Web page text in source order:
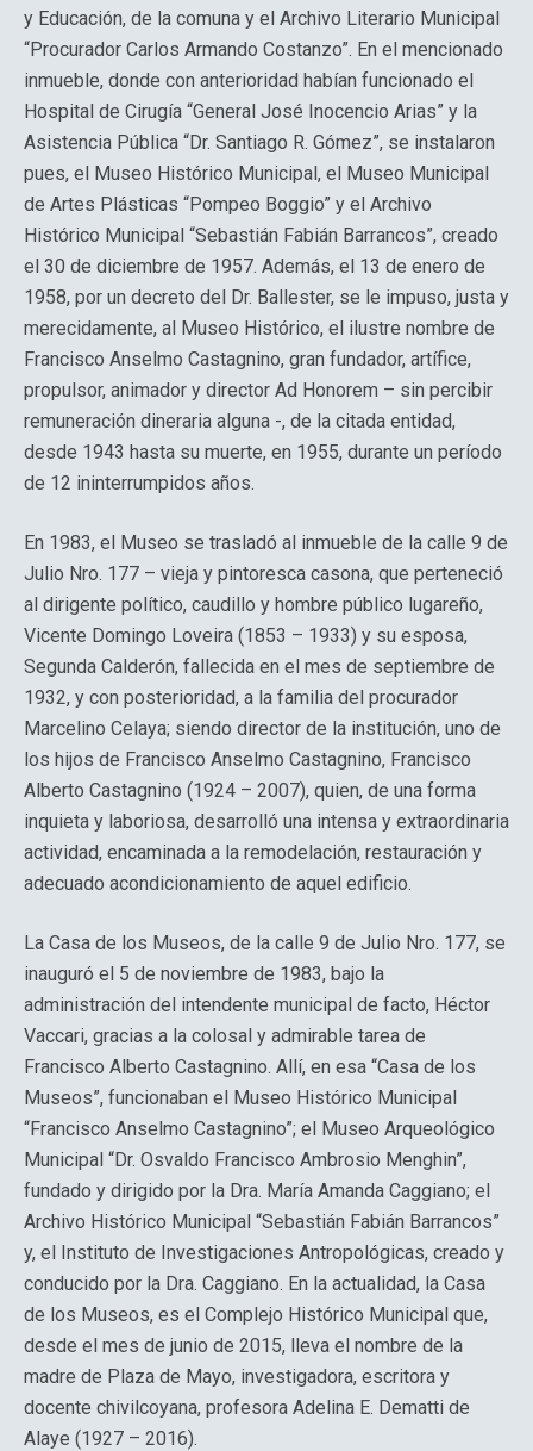
y Educación, de la comuna y el Archivo Literario Municipal
“Procurador Carlos Armando Costanzo”. En el mencionado
inmueble, donde con anterioridad habían funcionado el
Hospital de Cirugía “General José Inocencio Arias” y la
Asistencia Pública “Dr. Santiago R. Gómez”, se instalaron
pues, el Museo Histórico Municipal, el Museo Municipal
de Artes Plásticas “Pompeo Boggio” y el Archivo
Histórico Municipal “Sebastián Fabián Barrancos”, creado
el 30 de diciembre de 1957. Además, el 13 de enero de
1958, por un decreto del Dr. Ballester, se le impuso, justa y
merecidamente, al Museo Histórico, el ilustre nombre de
Francisco Anselmo Castagnino, gran fundador, artífice,
propulsor, animador y director Ad Honorem – sin percibir
remuneración dineraria alguna -, de la citada entidad,
desde 1943 hasta su muerte, en 1955, durante un período
de 12 ininterrumpidos años.
En 1983, el Museo se trasladó al inmueble de la calle 9 de
Julio Nro. 177 – vieja y pintoresca casona, que perteneció
al dirigente político, caudillo y hombre público lugareño,
Vicente Domingo Loveira (1853 – 1933) y su esposa,
Segunda Calderón, fallecida en el mes de septiembre de
1932, y con posterioridad, a la familia del procurador
Marcelino Celaya; siendo director de la institución, uno de
los hijos de Francisco Anselmo Castagnino, Francisco
Alberto Castagnino (1924 – 2007), quien, de una forma
inquieta y laboriosa, desarrolló una intensa y extraordinaria
actividad, encaminada a la remodelación, restauración y
adecuado acondicionamiento de aquel edificio.
La Casa de los Museos, de la calle 9 de Julio Nro. 177, se
inauguró el 5 de noviembre de 1983, bajo la
administración del intendente municipal de facto, Héctor
Vaccari, gracias a la colosal y admirable tarea de
Francisco Alberto Castagnino. Allí, en esa “Casa de los
Museos”, funcionaban el Museo Histórico Municipal
“Francisco Anselmo Castagnino”; el Museo Arqueológico
Municipal “Dr. Osvaldo Francisco Ambrosio Menghin”,
fundado y dirigido por la Dra. María Amanda Caggiano; el
Archivo Histórico Municipal “Sebastián Fabián Barrancos”
y, el Instituto de Investigaciones Antropológicas, creado y
conducido por la Dra. Caggiano. En la actualidad, la Casa
de los Museos, es el Complejo Histórico Municipal que,
desde el mes de junio de 2015, lleva el nombre de la
madre de Plaza de Mayo, investigadora, escritora y
docente chivilcoyana, profesora Adelina E. Dematti de
Alaye (1927 – 2016).